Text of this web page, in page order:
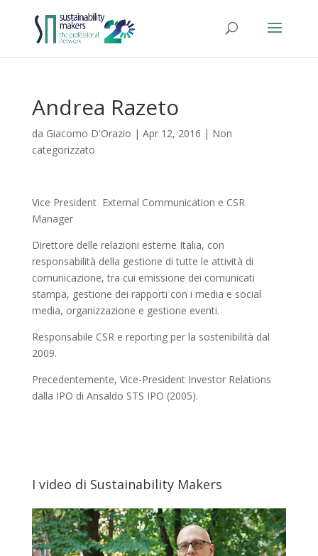
Andrea Razeto
da Giacomo D'Orazio | Apr 12, 2016 | Non
categorizzato
Vice President External Communication e CSR
Manager
Direttore delle relazioni esterne Italia, con
responsabilità della gestione di tutte le attività di
comunicazione, tra cui emissione dei comunicati
stampa, gestione dei rapporti con i media e social
media, organizzazione e gestione eventi.
Responsabile CSR e reporting per la sostenibilità dal
2009.
Precedentemente, Vice-President Investor Relations
dalla IPO di Ansaldo STS IPO (2005).
I video di Sustainability Makers